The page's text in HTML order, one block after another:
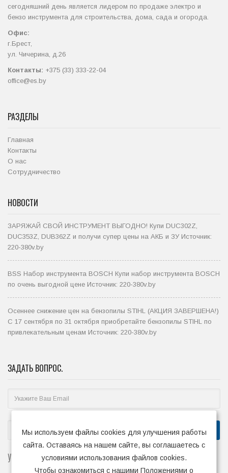
сегодняшний день является лидером по продаже электро и
бензо инструмента для строительства, дома, сада и огорода.
Офис:
г.Брест,
ул. Чичерина, д.26
Контакты: +375 (33) 333-22-04
office@es.by
РАЗДЕЛЫ
Главная
Контакты
О нас
Сотрудничество
НОВОСТИ
ЗАРЯЖАЙ СВОЙ ИНСТРУМЕНТ ВЫГОДНО! Купи DUC302Z,
DUC353Z, DUB362Z и получи супер цены на АКБ и ЗУ Источник:
220-380v.by
BSS Набор инструмента BOSCH Купи набор инструмента BOSCH
по очень выгодной цене Источник: 220-380v.by
Осеннее снижение цен на бензопилы STIHL (АКЦИЯ ЗАВЕРШЕНА!)
С 17 сентября по 31 октября приобретайте бензопилы STIHL по
привлекательным ценам Источник: 220-380v.by
ЗАДАТЬ ВОПРОС.
УСТАНОВОК ПРИЛОЖЕНИЯ:16641
Мы используем файлы cookies для улучшения работы
сайта. Оставаясь на нашем сайте, вы соглашаетесь с
условиями использования файлов cookies.
Чтобы ознакомиться с нашими Положениями о